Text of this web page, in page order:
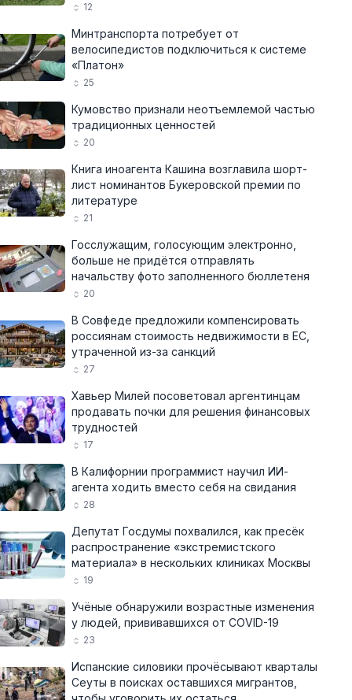
12
Минтранспорта потребует от
велосипедистов подключиться к системе
«Платон»
25
Кумовство признали неотъемлемой частью
традиционных ценностей
20
Книга иноагента Кашина возглавила шорт-
лист номинантов Букеровской премии по
литературе
21
Госслужащим, голосующим электронно,
больше не придётся отправлять
начальству фото заполненного бюллетеня
20
В Совфеде предложили компенсировать
россиянам стоимость недвижимости в ЕС,
утраченной из-за санкций
27
Хавьер Милей посоветовал аргентинцам
продавать почки для решения финансовых
трудностей
17
В Калифорнии программист научил ИИ-
агента ходить вместо себя на свидания
28
Депутат Госдумы похвалился, как пресёк
распространение «экстремистского
материала» в нескольких клиниках Москвы
19
Учёные обнаружили возрастные изменения
у людей, прививавшихся от COVID-19
23
Испанские силовики прочёсывают кварталы
Сеуты в поисках оставшихся мигрантов,